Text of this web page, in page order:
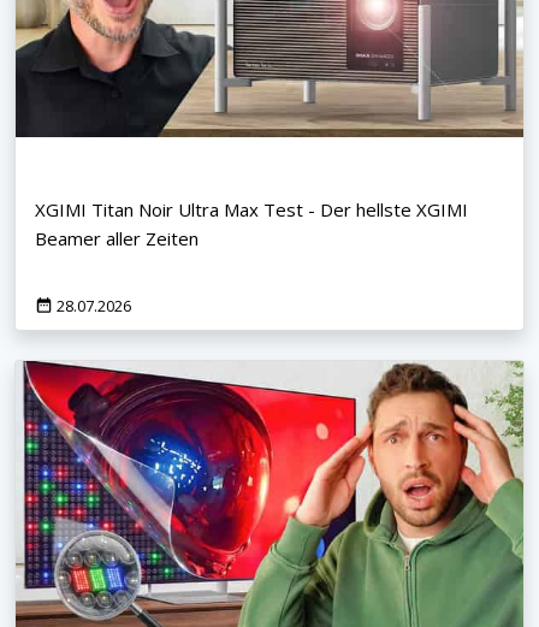
XGIMI Titan Noir Ultra Max Test - Der hellste XGIMI
Beamer aller Zeiten
28.07.2026